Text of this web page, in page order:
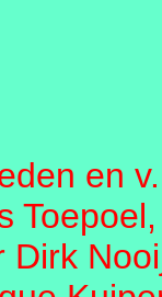
en
Dirk